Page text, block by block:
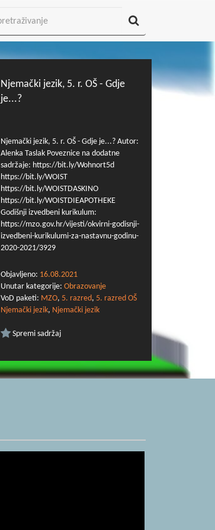
Njemački jezik, 5. r. OŠ - Gdje
je...?
Njemački jezik, 5. r. OŠ - Gdje je...? Autor:
Alenka Taslak Poveznice na dodatne
sadržaje: https://bit.ly/Wohnort5d
https://bit.ly/WOIST
https://bit.ly/WOISTDASKINO
https://bit.ly/WOISTDIEAPOTHEKE
Godišnji izvedbeni kurikulum:
https://mzo.gov.hr/vijesti/okvirni-godisnji-
izvedbeni-kurikulumi-za-nastavnu-godinu-
2020-2021/3929
Objavljeno: 16.08.2021
Unutar kategorije: Obrazovanje
VoD paketi: MZO, 5. razred, 5. razred OŠ
Njemački jezik, Njemački jezik
Spremi sadržaj